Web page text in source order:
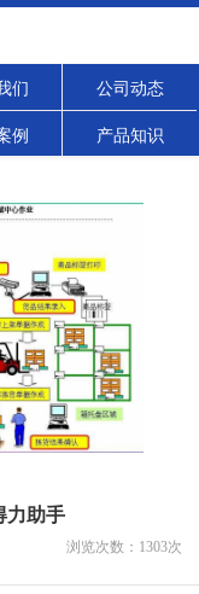
们 公司动态
例 产品知识
力助手
浏览次数： 1303次